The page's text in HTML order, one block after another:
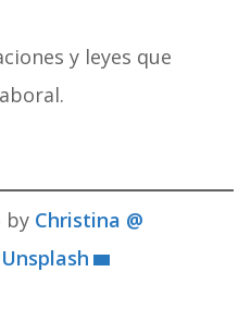
y leyes que
by Christina @
Unsplash